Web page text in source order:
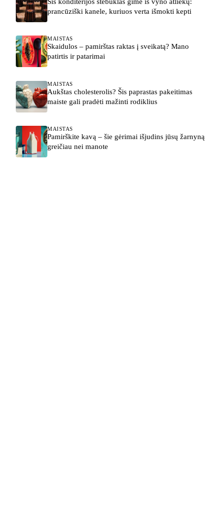
Šis konditerijos stebuklas gimė iš vyno atliekų:
prancūziški kanele, kuriuos verta išmokti kepti
MAISTAS
Skaidulos – pamirštas raktas į sveikatą? Mano
patirtis ir patarimai
MAISTAS
Aukštas cholesterolis? Šis paprastas pakeitimas
maiste gali pradėti mažinti rodiklius
MAISTAS
Pamirškite kavą – šie gėrimai išjudins jūsų žarnyną
greičiau nei manote